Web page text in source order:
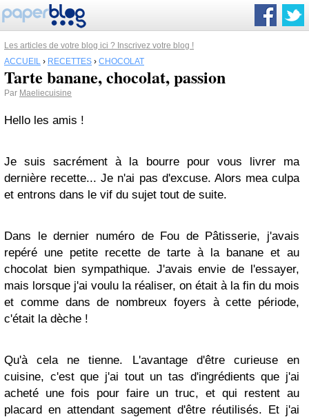
Les articles de votre blog ici ? Inscrivez votre blog !
ACCUEIL › RECETTES › CHOCOLAT
Tarte banane, chocolat, passion
Par Maeliecuisine
Hello les amis !
Je suis sacrément à la bourre pour vous livrer ma
dernière recette... Je n'ai pas d'excuse. Alors mea culpa
et entrons dans le vif du sujet tout de suite.
Dans le dernier numéro de Fou de Pâtisserie, j'avais
repéré une petite recette de tarte à la banane et au
chocolat bien sympathique. J'avais envie de l'essayer,
mais lorsque j'ai voulu la réaliser, on était à la fin du mois
et comme dans de nombreux foyers à cette période,
c'était la dèche !
Qu'à cela ne tienne. L'avantage d'être curieuse en
cuisine, c'est que j'ai tout un tas d'ingrédients que j'ai
acheté une fois pour faire un truc, et qui restent au
placard en attendant sagement d'être réutilisés. Et j'ai